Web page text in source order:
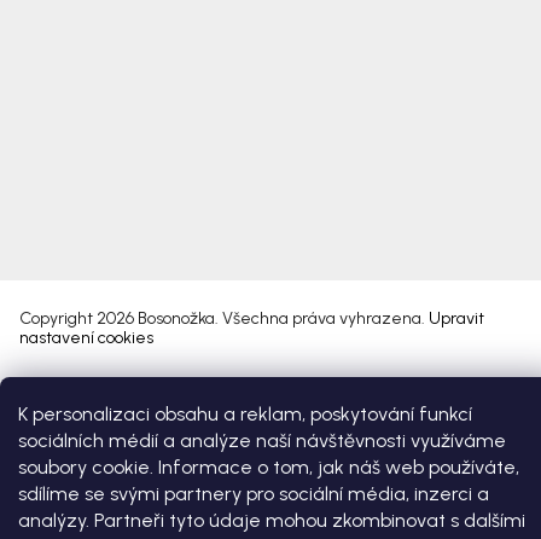
K personalizaci obsahu a reklam, poskytování funkcí
sociálních médií a analýze naší návštěvnosti využíváme
soubory cookie. Informace o tom, jak náš web používáte,
sdílíme se svými partnery pro sociální média, inzerci a
analýzy. Partneři tyto údaje mohou zkombinovat s dalšími
Copyright 2026 Bosonožka. Všechna práva vyhrazena. Upravit
nastavení cookies